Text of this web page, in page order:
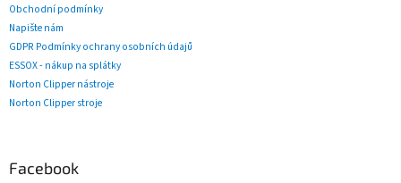
Obchodní podmínky
Napište nám
GDPR Podmínky ochrany osobních údajů
ESSOX - nákup na splátky
Norton Clipper nástroje
Norton Clipper stroje
Facebook